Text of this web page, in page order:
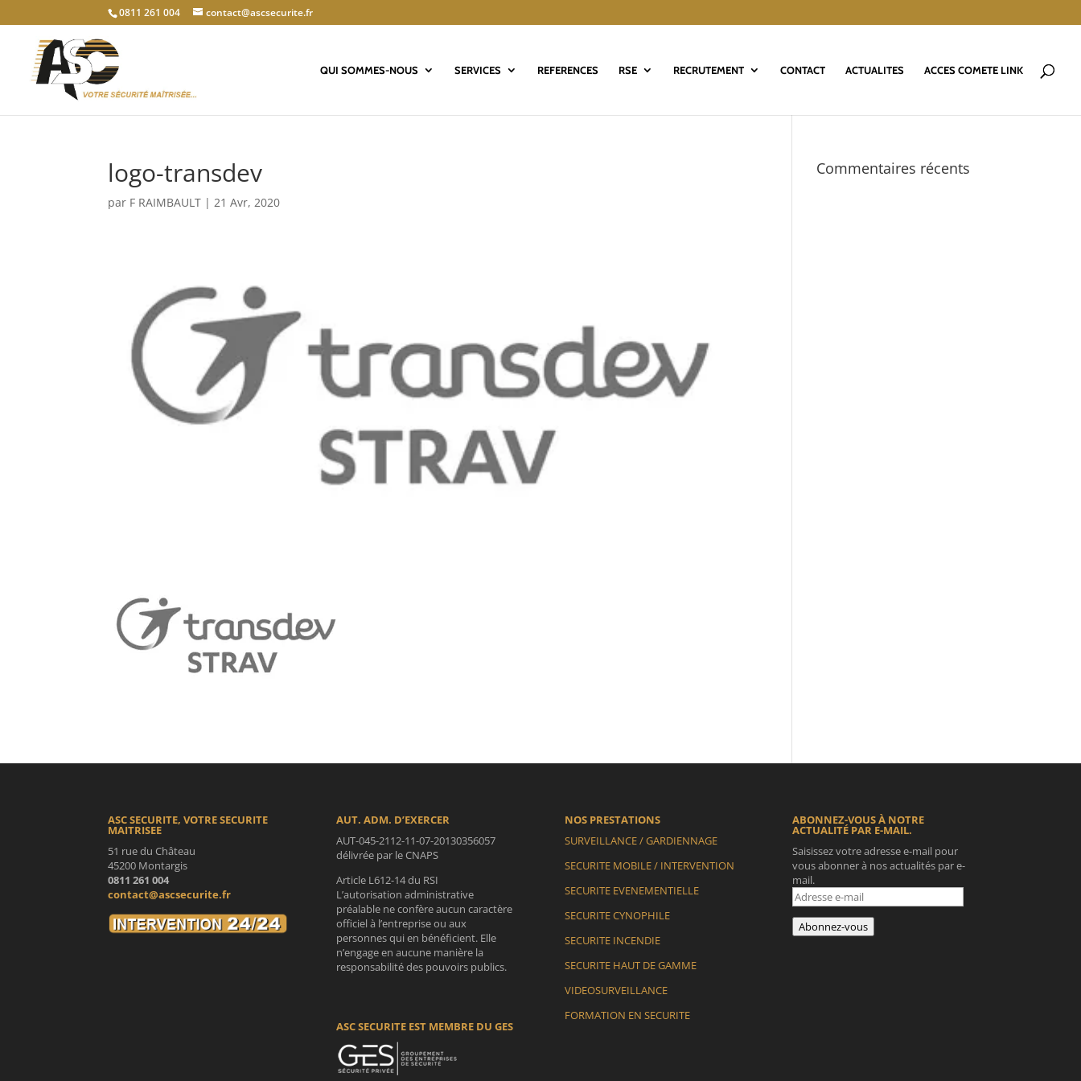
0811 261 004 contact@ascsecurite.fr
QUI SOMMES-NOUS SERVICES REFERENCES RSE RECRUTEMENT CONTACT ACTUALITES ACCES COMETE LINK
logo-transdev
par F RAIMBAULT |21 Avr, 2020
Commentaires récents
ASC SECURITE, VOTRE SECURITE
MAITRISEE
51 rue du Château
45200 Montargis
0811 261 004
contact@ascsecurite.fr
AUT. ADM. D’EXERCER
AUT-045-2112-11-07-20130356057
délivrée par le CNAPS
Article L612-14 du RSI
L’autorisation administrative
préalable ne confère aucun caractère
officiel à l’entreprise ou aux
personnes qui en bénéficient. Elle
n’engage en aucune manière la
responsabilité des pouvoirs publics.
ASC SECURITE EST MEMBRE DU GES
NOS PRESTATIONS
SURVEILLANCE / GARDIENNAGE
SECURITE MOBILE / INTERVENTION
SECURITE EVENEMENTIELLE
SECURITE CYNOPHILE
SECURITE INCENDIE
SECURITE HAUT DE GAMME
VIDEOSURVEILLANCE
FORMATION EN SECURITE
ABONNEZ-VOUS À NOTRE
ACTUALITÉ PAR E-MAIL.
Saisissez votre adresse e-mail pour
vous abonner à nos actualités par e-
mail.
Adresse
e-
mail
Abonnez-vous